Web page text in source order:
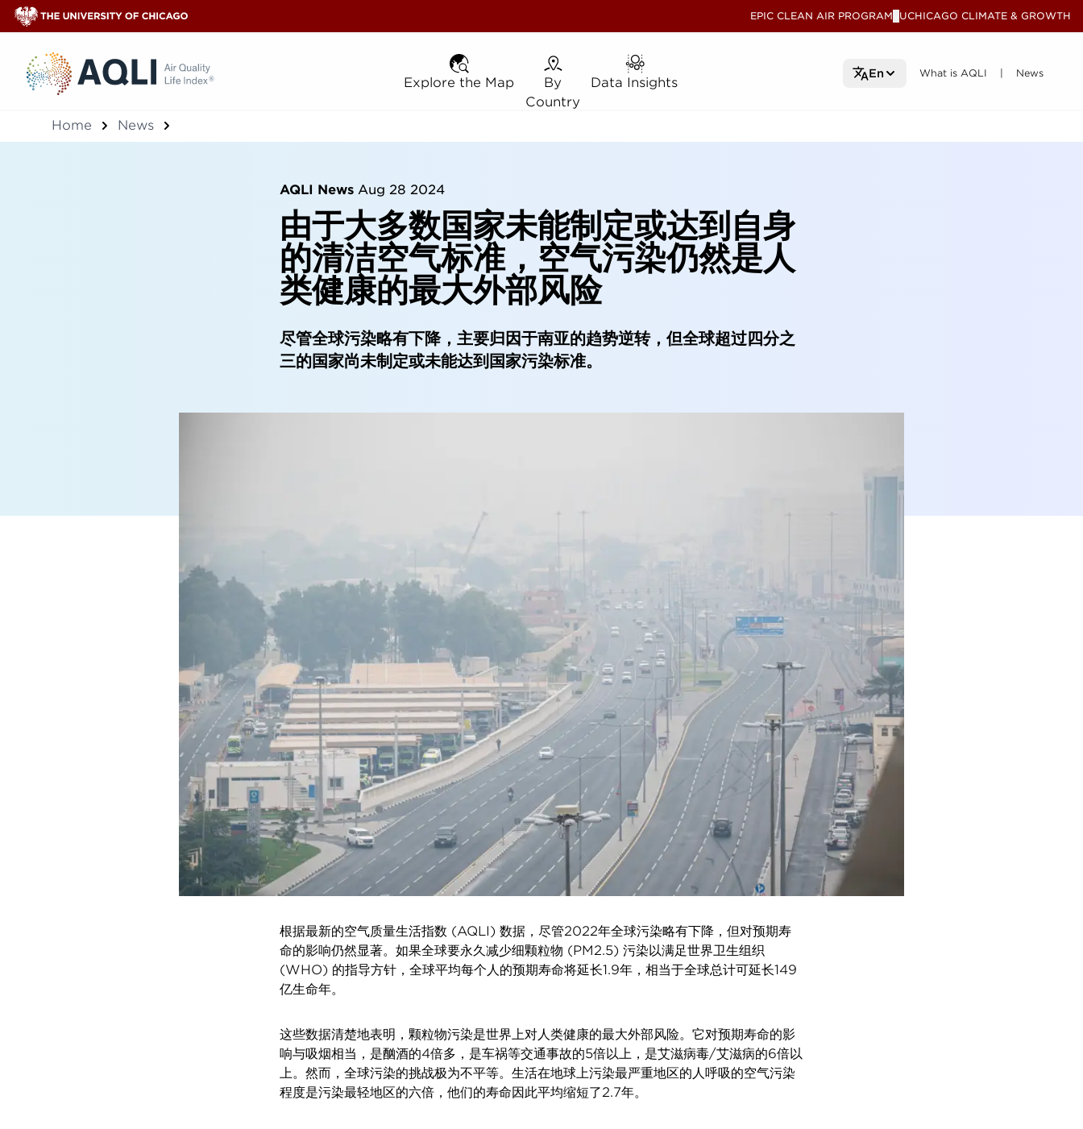
EPIC CLEAN AIR PROGRAM UCHICAGO CLIMATE & GROWTH
® Explore the Map
Explore the Map By Country
By
Country
Data Insights
Data Insights
En What is AQLI
What is AQLI News
News
Home News
AQLI News Aug 28 2024
由于大多数国家未能制定或达到自身
的清洁空气标准，空气污染仍然是人
类健康的最大外部风险
尽管全球污染略有下降，主要归因于南亚的趋势逆转，但全球超过四分之
三的国家尚未制定或未能达到国家污染标准。
根据最新的空气质量生活指数 (AQLI) 数据，尽管2022年全球污染略有下降，但对预期寿
命的影响仍然显著。如果全球要永久减少细颗粒物 (PM2.5) 污染以满足世界卫生组织
(WHO) 的指导方针，全球平均每个人的预期寿命将延长1.9年，相当于全球总计可延长149
亿生命年。
这些数据清楚地表明，颗粒物污染是世界上对人类健康的最大外部风险。它对预期寿命的影
响与吸烟相当，是酗酒的4倍多，是车祸等交通事故的5倍以上，是艾滋病毒/艾滋病的6倍以
上。然而，全球污染的挑战极为不平等。生活在地球上污染最严重地区的人呼吸的空气污染
程度是污染最轻地区的六倍，他们的寿命因此平均缩短了2.7年。